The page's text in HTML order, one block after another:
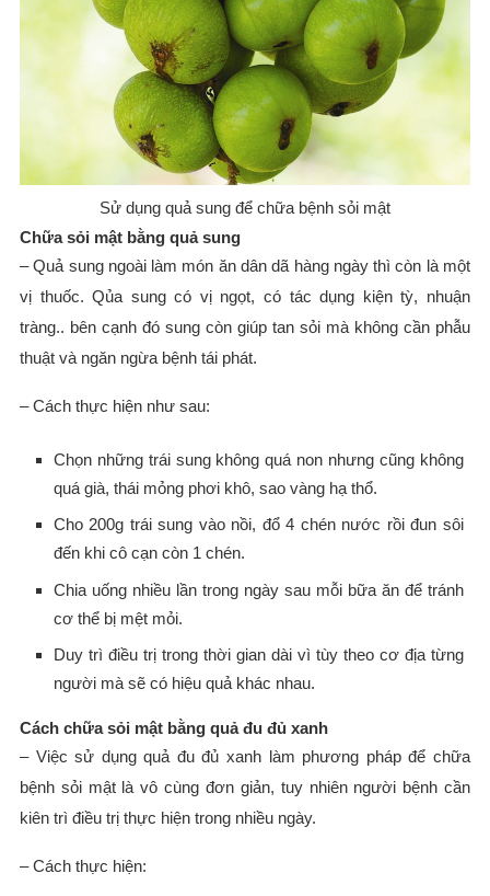
Sử dụng quả sung để chữa bệnh sỏi mật
Chữa sỏi mật bằng quả sung
– Quả sung ngoài làm món ăn dân dã hàng ngày thì còn là một
vị thuốc. Qủa sung có vị ngọt, có tác dụng kiện tỳ, nhuận
tràng.. bên cạnh đó sung còn giúp tan sỏi mà không cần phẫu
thuật và ngăn ngừa bệnh tái phát.
– Cách thực hiện như sau:
Chọn những trái sung không quá non nhưng cũng không
quá già, thái mỏng phơi khô, sao vàng hạ thổ.
Cho 200g trái sung vào nồi, đổ 4 chén nước rồi đun sôi
đến khi cô cạn còn 1 chén.
Chia uống nhiều lần trong ngày sau mỗi bữa ăn để tránh
cơ thể bị mệt mỏi.
Duy trì điều trị trong thời gian dài vì tùy theo cơ địa từng
người mà sẽ có hiệu quả khác nhau.
Cách chữa sỏi mật bằng quả đu đủ xanh
– Việc sử dụng quả đu đủ xanh làm phương pháp để chữa
bệnh sỏi mật là vô cùng đơn giản, tuy nhiên người bệnh cần
kiên trì điều trị thực hiện trong nhiều ngày.
– Cách thực hiện: